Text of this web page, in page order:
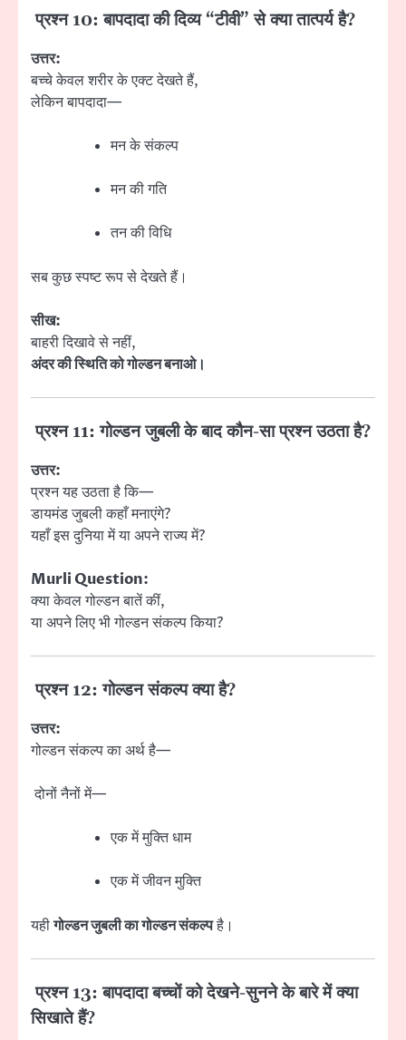
प्रश्न 10: बापदादा की दिव्य “टीवी” से क्या तात्पर्य है?
उत्तर:
बच्चे केवल शरीर के एक्ट देखते हैं,
लेकिन बापदादा—
मन के संकल्प
मन की गति
तन की विधि
सब कुछ स्पष्ट रूप से देखते हैं।
सीख:
बाहरी दिखावे से नहीं,
अंदर की स्थिति को गोल्डन बनाओ।
प्रश्न 11: गोल्डन जुबली के बाद कौन-सा प्रश्न उठता है?
उत्तर:
प्रश्न यह उठता है कि—
डायमंड जुबली कहाँ मनाएंगे?
यहाँ इस दुनिया में या अपने राज्य में?
Murli Question:
क्या केवल गोल्डन बातें कीं,
या अपने लिए भी गोल्डन संकल्प किया?
प्रश्न 12: गोल्डन संकल्प क्या है?
उत्तर:
गोल्डन संकल्प का अर्थ है—
दोनों नैनों में—
एक में मुक्ति धाम
एक में जीवन मुक्ति
यहीगोल्डन जुबली का गोल्डन संकल्पहै।
प्रश्न 13: बापदादा बच्चों को देखने-सुनने के बारे में क्या
सिखाते हैं?